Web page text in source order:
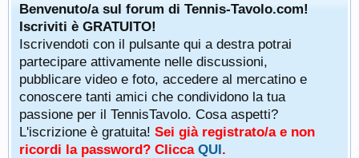
Benvenuto/a sul forum di Tennis-Tavolo.com!
Iscriviti è GRATUITO!
Iscrivendoti con il pulsante qui a destra potrai
partecipare attivamente nelle discussioni,
pubblicare video e foto, accedere al mercatino e
conoscere tanti amici che condividono la tua
passione per il TennisTavolo. Cosa aspetti?
L'iscrizione è gratuita! Sei già registrato/a e non
ricordi la password? Clicca QUI.